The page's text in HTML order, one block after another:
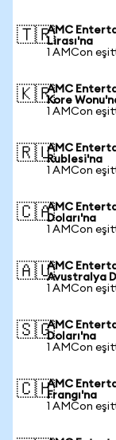
🇹🇷AMC
Lirası'na
1 AMCon
🇰🇷AMC
Kore
1 AMCon
🇷🇺AMC
Rublesi'na
1 AMCon
🇨🇦AMC
Doları'na
1 AMCon
🇦🇺AMC
Avustralya
1 AMCon
🇸🇬AMC
Doları'na
1 AMCon
🇨🇭AMC
Frangı'na
1 AMCon